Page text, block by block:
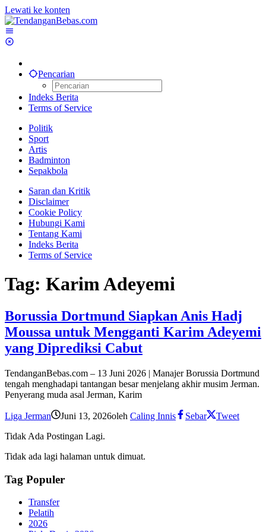
Lewati ke konten
Pencarian
Indeks Berita
Terms of Service
Politik
Sport
Artis
Badminton
Sepakbola
Saran dan Kritik
Disclaimer
Cookie Policy
Hubungi Kami
Tentang Kami
Indeks Berita
Terms of Service
Tag: Karim Adeyemi
Borussia Dortmund Siapkan Anis Hadj
Moussa untuk Mengganti Karim Adeyemi
yang Diprediksi Cabut
TendanganBebas.com – 13 Juni 2026 | Manajer Borussia Dortmund
tengah menghadapi tantangan besar menjelang akhir musim Jerman.
Penyerang muda asal Jerman, Karim
Liga Jerman Juni 13, 2026oleh Caling Innis Sebar
Tweet
Tidak Ada Postingan Lagi.
Tidak ada lagi halaman untuk dimuat.
Tag Populer
Transfer
Pelatih
2026